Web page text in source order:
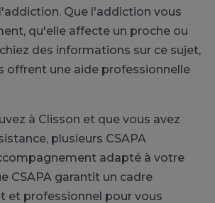
Que l'addiction vous
qu'elle affecte un proche ou
des informations sur ce sujet,
offrent une aide professionnelle
à Clisson et que vous avez
plusieurs CSAPA
adapté à votre
CSAPA garantit un cadre
et professionnel pour vous